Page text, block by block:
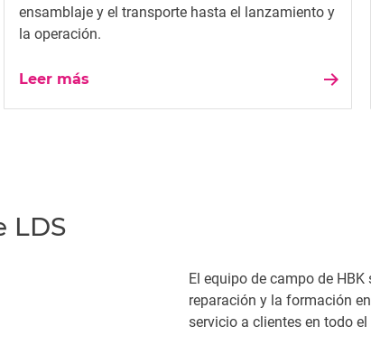
ensamblaje y el transporte hasta el lanzamiento y
la operación.
Leer más
LDS
El equipo de campo de
reparación y la formación
servicio a clientes en todo